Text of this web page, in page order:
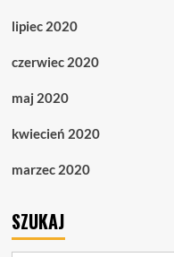
lipiec 2020
czerwiec 2020
maj 2020
kwiecień 2020
marzec 2020
SZUKAJ